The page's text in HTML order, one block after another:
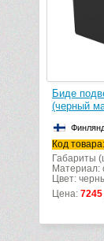
Биде
(черный
Код
Габариты
Цвет:
Цена: 7245